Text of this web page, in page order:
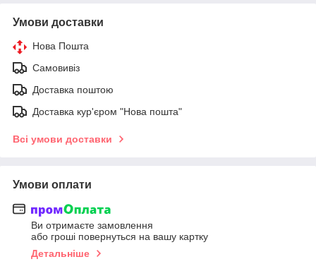
Умови доставки
Нова Пошта
Самовивіз
Доставка поштою
Доставка кур'єром "Нова пошта"
Всі умови доставки
Умови оплати
Ви отримаєте замовлення
або гроші повернуться на вашу картку
Детальніше